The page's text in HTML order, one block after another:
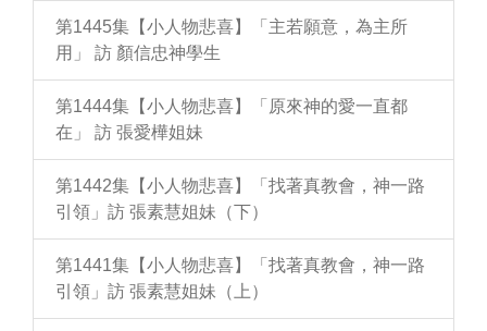
第1445集【小人物悲喜】「主若願意，為主所
用」 訪 顏信忠神學生
第1444集【小人物悲喜】「原來神的愛一直都
在」 訪 張愛樺姐妹
第1442集【小人物悲喜】「找著真教會，神一路
引領」訪 張素慧姐妹（下）
第1441集【小人物悲喜】「找著真教會，神一路
引領」訪 張素慧姐妹（上）